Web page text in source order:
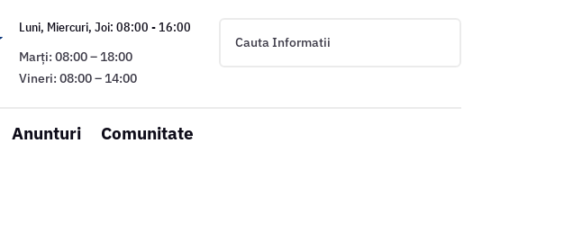
Luni, Miercuri, Joi: 08:00 - 16:00
Marți: 08:00 – 18:00
Vineri: 08:00 – 14:00
Anunturi
Comunitate